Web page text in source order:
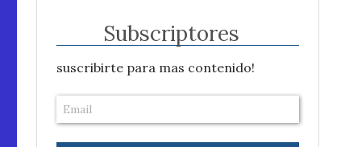
Subscriptores
suscribirte para mas contenido!